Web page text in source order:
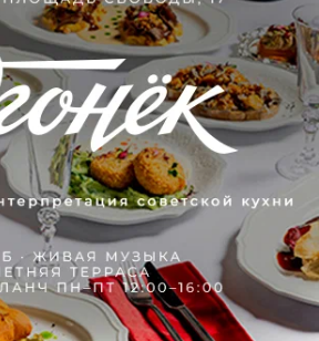
для обучения не пришлось.
Анастасия лучшие в своём деле! У
мнением